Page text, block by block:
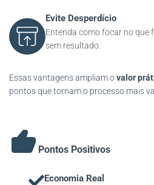
Evite Desperdício
Entenda como focar no
sem resultado.
Essas vantagens ampliam ovalor
pontos que tornam o processo mais
Pontos Positivos
Economia Real